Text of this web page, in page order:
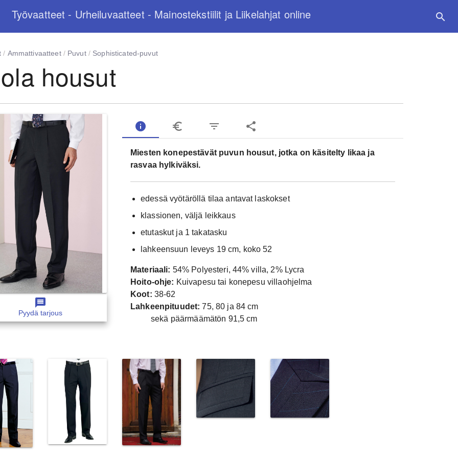
Työvaatteet - Urheiluvaatteet - Mainostekstiilit ja Liikelahjat online search
/ Ammattivaatteet/ Puvut/ Sophisticated-puvut
housut
message
Pyydä tarjous
info euro_symbol filter_list share
Miesten konepestävät puvun housut, jotka on käsitelty likaa ja
rasvaa hylkiväksi.
edessä vyötäröllä tilaa antavat laskokset
klassionen, väljä leikkaus
etutaskut ja 1 takatasku
lahkeensuun leveys 19 cm, koko 52
Materiaali: 54% Polyesteri, 44% villa, 2% Lycra
Hoito-ohje: Kuivapesu tai konepesu villaohjelma
Koot: 38-62
Lahkeenpituudet: 75, 80 ja 84 cm
sekä päärmäämätön 91,5 cm